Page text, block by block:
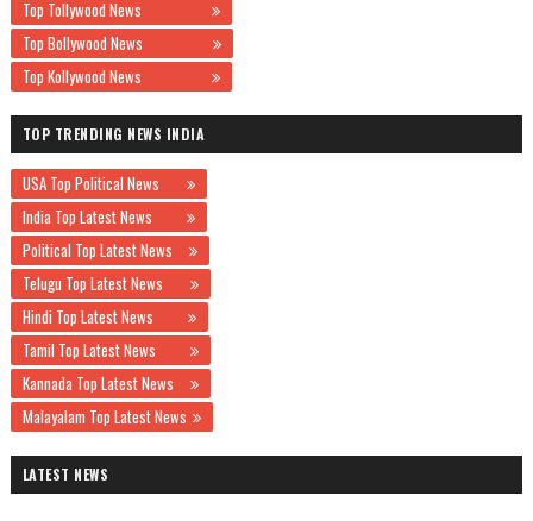
Top Tollywood News
Top Bollywood News
Top Kollywood News
TOP TRENDING NEWS INDIA
USA Top Political News
India Top Latest News
Political Top Latest News
Telugu Top Latest News
Hindi Top Latest News
Tamil Top Latest News
Kannada Top Latest News
Malayalam Top Latest News
LATEST NEWS